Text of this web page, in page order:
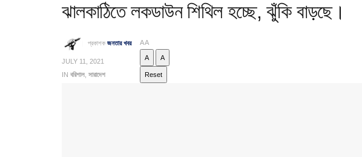
ঝালকাঠিতে লকডাউন শিথিল হচ্ছে, ঝুঁকি বাড়ছে।
প্রকাশক জনতার খবর
JULY 11, 2021
IN বরিশাল সারাদেশ
AA
A A
Reset